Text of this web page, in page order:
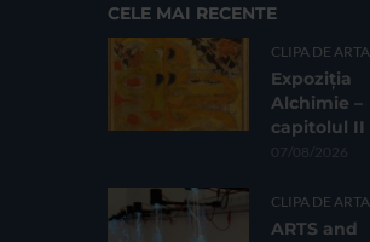
CELE MAI RECENTE
CLIPA DE ARTA
Expoziția
Alchimie –
capitolul II
07/08/2026
CLIPA DE ARTA
ARTS and